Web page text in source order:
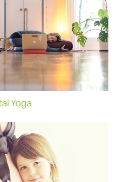
Yoga